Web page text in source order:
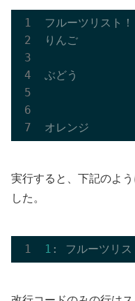
フルーツリスト！
りんご
ぶどう
実行すると、下記のよ
した。
1 : フルーツリス